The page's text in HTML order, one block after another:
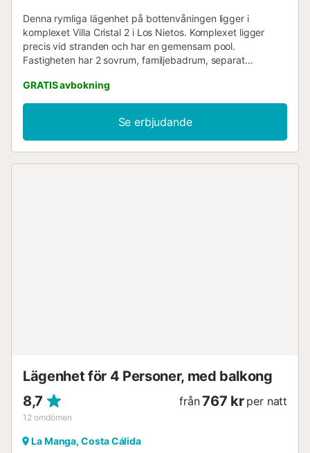
Denna rymliga lägenhet på bottenvåningen ligger i
komplexet Villa Cristal 2 i Los Nietos. Komplexet ligger
precis vid stranden och har en gemensam pool.
Fastigheten har 2 sovrum, familjebadrum, separat
Internet finns tillgängligt och det finns engelska och
spanska TV-kanaler. Stranden ligger bara ett par minuters
promenad från lägenheten. Los Nietos har några små
supermarkets, barer, restauranger, bagerier med färskt
bröd och en tågstation med regelbundna tidtabeller till La
GRATIS avbokning
Se erbjudande
Lägenhet för 4 Personer, med balkong
8,7
12 omdömen
från 767 kr per natt
La Manga, Costa Cálida